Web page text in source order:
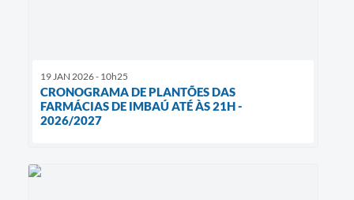
19 JAN 2026 - 10h25
CRONOGRAMA DE PLANTÕES DAS
FARMÁCIAS DE IMBAÚ ATÉ ÀS 21H -
2026/2027